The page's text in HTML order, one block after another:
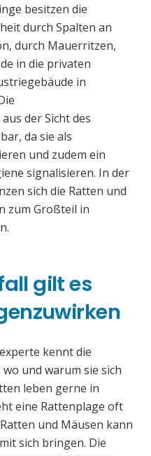
besitzen die
durch Spalten an
durch Mauerritzen,
in die privaten
in
der Sicht des
da sie als
und zudem ein
signalisieren. In der
sich die Ratten und
zum Großteil in
gilt es
kennt die
und warum sie sich
leben gerne in
eine Rattenplage oft
und Mäusen kann
sich bringen. Die